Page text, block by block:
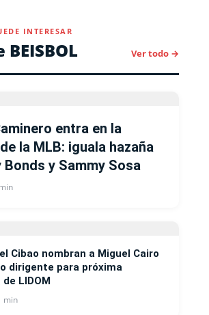
INTERESAR
BEISBOL Ver todo →
entra en la
la MLB: iguala hazaña
Bonds y Sammy Sosa
Cibao nombran a Miguel Cairo
dirigente para próxima
LIDOM
min